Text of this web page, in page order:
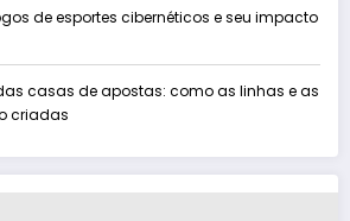
de esportes cibernéticos e seu impacto
casas de apostas: como as linhas e as
criadas